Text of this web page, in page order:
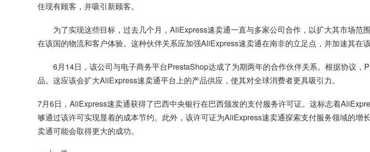
住现有顾客，并吸引新顾客。
为了实现这些目标，过去几个月，AliExpress速卖通一直与多家公司合作，以扩大其市场
在该国的物流和客户体验。这种伙伴关系应加强AliExpress速卖通在南非的立足点，并加速其在该
6月14日，该公司与电子商务平台PrestaShop达成了为期两年的合作伙伴关系。根据协议
品。这应该会扩大AliExpress速卖通平台上的产品供应，使其对全球消费者更具吸引力。
7月6日，AliExpress速卖通获得了巴西中央银行在巴西颁发的支付服务许可证。这标志着
够通过该许可实现显着的成本节约。此外，该许可证为AliExpress速卖通探索支付服务领域的
卖通可能会取得更大的成功。